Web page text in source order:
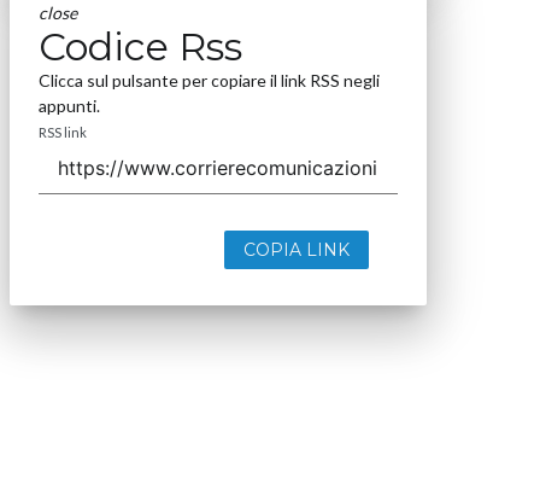
close
Codice Rss
Clicca sul pulsante per copiare il link RSS negli
appunti.
RSS link
COPIA LINK